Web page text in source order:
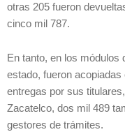
otras 205 fueron
cinco mil 787.
En tanto, en los módulos
estado, fueron
entregas por sus
Zacatelco, dos mil 489
gestores de trámites.